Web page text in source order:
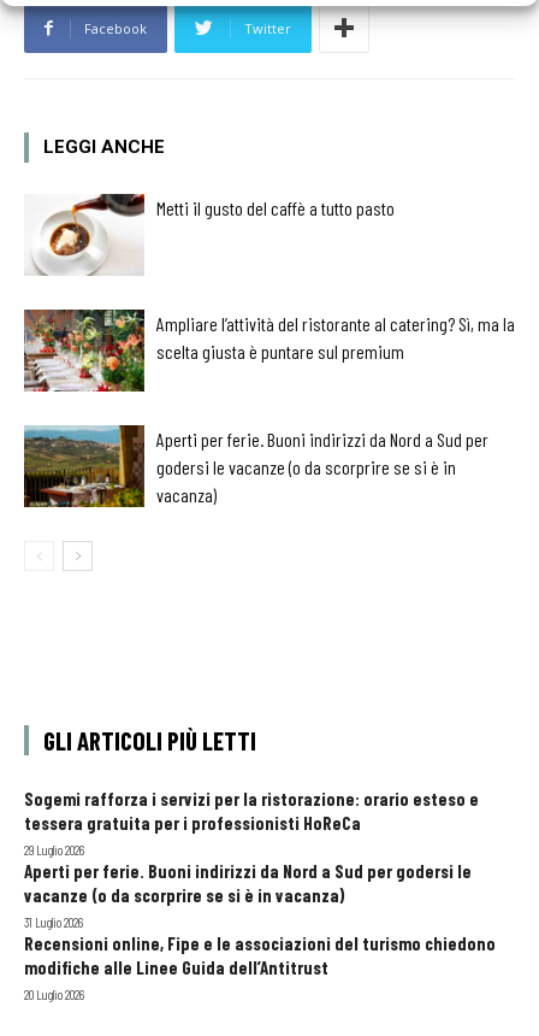
Facebook Twitter
LEGGI ANCHE
Metti il gusto del caffè a tutto pasto
Ampliare l’attività del ristorante al catering? Sì, ma la
scelta giusta è puntare sul premium
Aperti per ferie. Buoni indirizzi da Nord a Sud per
godersi le vacanze (o da scorprire se si è in
vacanza)
GLI ARTICOLI PIÙ LETTI
Sogemi rafforza i servizi per la ristorazione: orario esteso e
tessera gratuita per i professionisti HoReCa
29 Luglio 2026
Aperti per ferie. Buoni indirizzi da Nord a Sud per godersi le
vacanze (o da scorprire se si è in vacanza)
31 Luglio 2026
Recensioni online, Fipe e le associazioni del turismo chiedono
modifiche alle Linee Guida dell’Antitrust
20 Luglio 2026